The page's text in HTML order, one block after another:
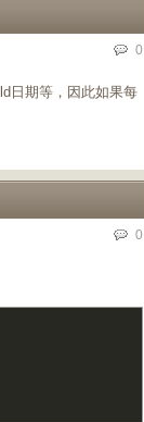
0
日期等，因此如果每
0